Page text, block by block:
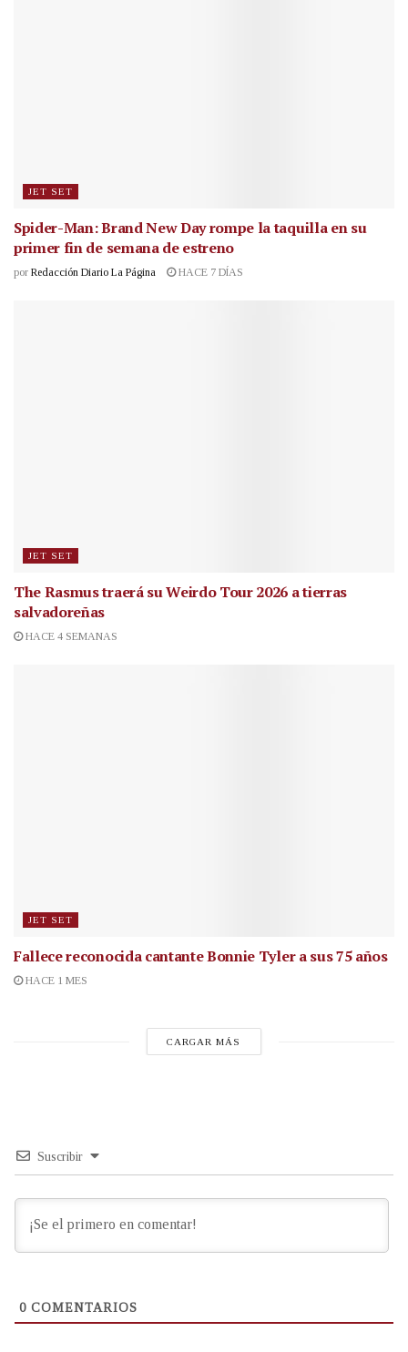
JET SET
Spider-Man: Brand New Day rompe la taquilla en su
primer fin de semana de estreno
por Redacción Diario La Página HACE 7 DÍAS
JET SET
The Rasmus traerá su Weirdo Tour 2026 a tierras
salvadoreñas
HACE 4 SEMANAS
JET SET
Fallece reconocida cantanteBonnie Tyler a sus 75 años
HACE 1 MES
CARGAR MÁS
Suscribir
0 COMENTARIOS